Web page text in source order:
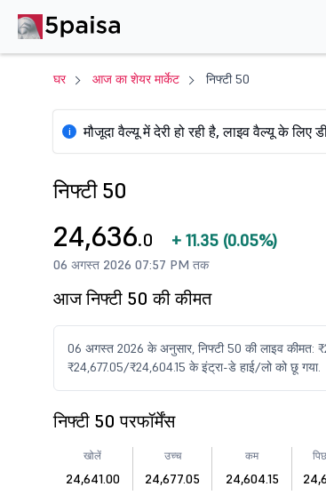
घर आज का शेयर मार्केट निफ्टी 50
i मौजूदा वैल्यू में देरी हो रही है, लाइव वैल्यू के लिए
निफ्टी 50
24,636.0 + 11.35 (0.05%)
06 अगस्त 2026 07:57 PM तक
आज निफ्टी 50 की कीमत
06 अगस्त 2026 के अनुसार, निफ्टी 50 की लाइव
₹24,677.05/₹24,604.15 के इंट्रा-डे हाई/लो को छू गया.
निफ्टी 50 परफॉर्मेंस
खोलें
24,641.00
उच्च
24,677.05
कम
24,604.15